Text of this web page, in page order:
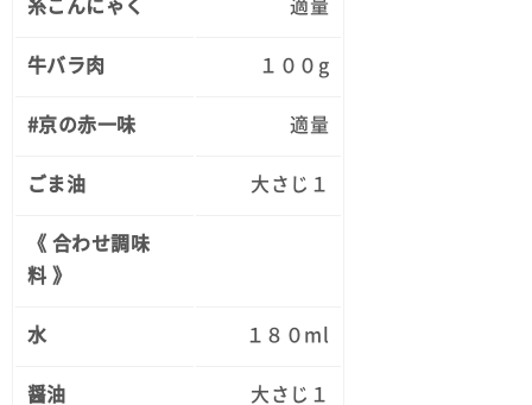
糸こんにゃく 適量
牛バラ肉 １００g
#京の赤一味 適量
ごま油 大さじ１
《 合わせ調味
料 》
水 １８０ml
醤油 大さじ１